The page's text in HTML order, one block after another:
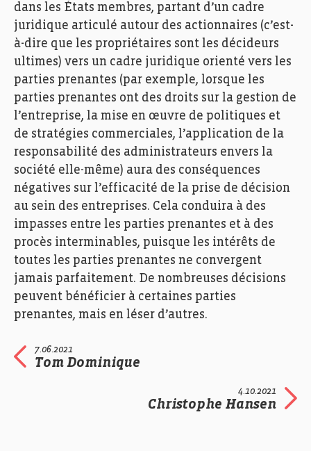
dans les États membres, partant d’un cadre
juridique articulé autour des actionnaires (c’est-
à-dire que les propriétaires sont les décideurs
ultimes) vers un cadre juridique orienté vers les
parties prenantes (par exemple, lorsque les
parties prenantes ont des droits sur la gestion de
l’entreprise, la mise en œuvre de politiques et
de stratégies commerciales, l’application de la
responsabilité des administrateurs envers la
société elle-même) aura des conséquences
négatives sur l’efficacité de la prise de décision
au sein des entreprises. Cela conduira à des
impasses entre les parties prenantes et à des
procès interminables, puisque les intérêts de
toutes les parties prenantes ne convergent
jamais parfaitement. De nombreuses décisions
peuvent bénéficier à certaines parties
prenantes, mais en léser d’autres.
7.06.2021
Tom Dominique
4.10.2021
Christophe Hansen